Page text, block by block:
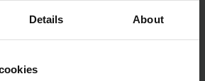
Details About